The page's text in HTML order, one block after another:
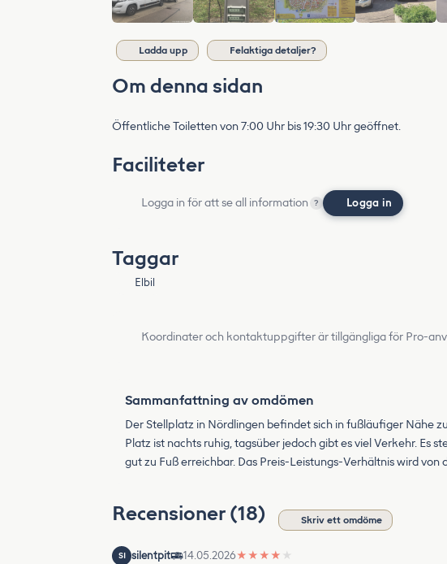
Ladda upp Felaktiga detaljer?
Om denna sidan
Öffentliche Toiletten von 7:00 Uhr bis 19:30 Uhr geöffnet.
Faciliteter
Logga in för att se all information ? Logga in
Taggar
Elbil
Koordinater och kontaktuppgifter är tillgängliga för Pro-
Sammanfattning av omdömen
Der Stellplatz in Nördlingen befindet sich in fußläufiger Nähe
Platz ist nachts ruhig, tagsüber jedoch gibt es viel Verkehr.
gut zu Fuß erreichbar. Das Preis-Leistungs-Verhältnis wird von
Recensioner (18) Skriv ett omdöme
SI silentpit 14.05.2026★ ★ ★ ★ ★